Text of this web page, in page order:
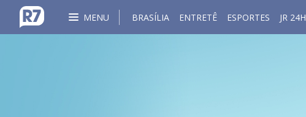
MENU BRASÍLIA ENTRETÊ ESPORTES JR 24H